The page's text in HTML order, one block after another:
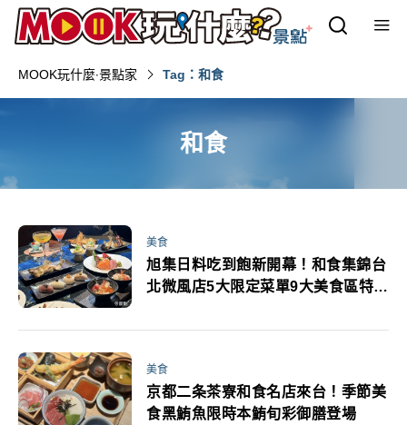
MOOK玩什麼‧景點家 Tag：和食
和食
美食
旭集日料吃到飽新開幕！和食集錦台
北微風店5大限定菜單9大美食區特色
美食
京都二条茶寮和食名店來台！季節美
食黑鮪魚限時本鮪旬彩御膳登場